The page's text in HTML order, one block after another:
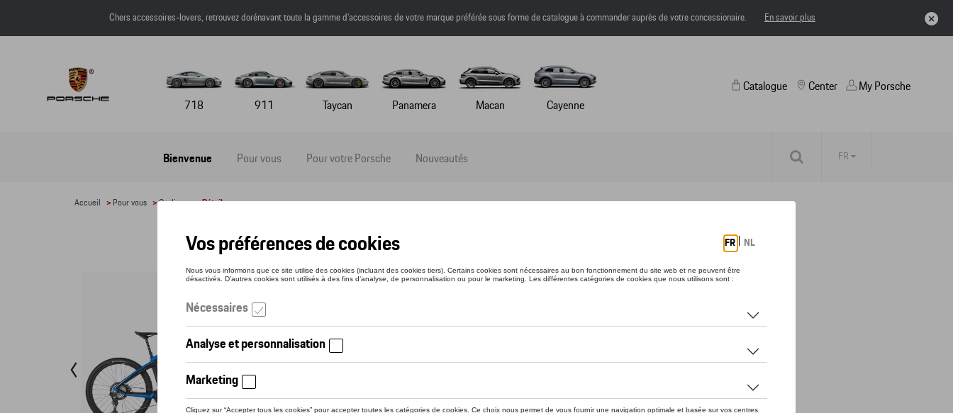
Chers accessoires-lovers, retrouvez dorénavant toute la gamme d’accessoires de votre marque préférée sous forme de catalogue à commander auprès de votre concessionaire. En savoir plus
718 911 Taycan Panamera Macan Cayenne
Catalogue
Bienvenue Pour vous Pour votre Porsche Nouveautés
Center My Porsche
FR
Accueil > Pour vous >Cyclisme > Détail
PORSCHE EBIKE CROSS PERFORMANCE EXCLUSIVE (2023) - L
Référence: WAP062EU60P00L
Porsche eBike Cross Performance Exclusive (2023) - L